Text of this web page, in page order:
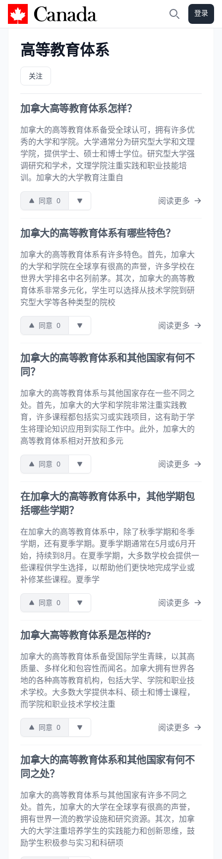
加拿大攻略 登录
高等教育体系
关注
加拿大高等教育体系怎样？
加拿大的高等教育体系备受全球认可，拥有许多优
秀的大学和学院。大学通常分为研究型大学和文理
学院，提供学士、硕士和博士学位。研究型大学强
调研究和学术，文理学院注重实践和职业技能培
训。加拿大的大学教育注重自
同意 0 阅读更多
加拿大的高等教育体系有哪些特色？
加拿大的高等教育体系有许多特色。首先，加拿大
的大学和学院在全球享有很高的声誉，许多学校在
世界大学排名中名列前茅。其次，加拿大的高等教
育体系非常多元化，学生可以选择从技术学院到研
究型大学等各种类型的院校
同意 0 阅读更多
加拿大的高等教育体系和其他国家有何不
同？
加拿大的高等教育体系与其他国家存在一些不同之
处。首先，加拿大的大学和学院非常注重实践教
育，许多课程都包括实习或实践项目，这有助于学
生将理论知识应用到实际工作中。此外，加拿大的
高等教育体系相对开放和多元
同意 0 阅读更多
在加拿大的高等教育体系中，其他学期包
括哪些学期？
在加拿大的高等教育体系中，除了秋季学期和冬季
学期，还有夏季学期。夏季学期通常在5月或6月开
始，持续到8月。在夏季学期，大多数学校会提供一
些课程供学生选择，以帮助他们更快地完成学业或
补修某些课程。夏季学
同意 0 阅读更多
加拿大高等教育体系是怎样的?
加拿大的高等教育体系备受国际学生青睐，以其高
质量、多样化和包容性而闻名。加拿大拥有世界各
地的各种高等教育机构，包括大学、学院和职业技
术学校。大多数大学提供本科、硕士和博士课程，
而学院和职业技术学校注重
同意 0 阅读更多
加拿大的高等教育体系和其他国家有何不
同之处？
加拿大的高等教育体系与其他国家有许多不同之
处。首先，加拿大的大学在全球享有很高的声誉，
拥有世界一流的教学设施和研究资源。其次，加拿
大的大学注重培养学生的实践能力和创新思维，鼓
励学生积极参与实习和科研项